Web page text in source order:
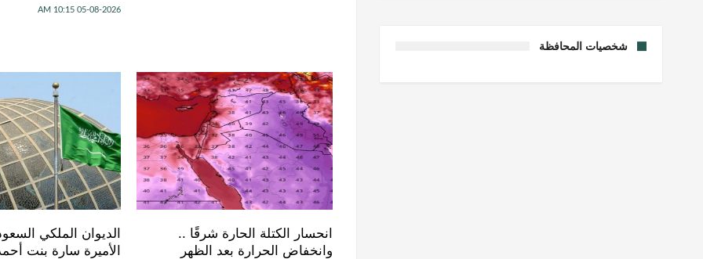
05-08-2026 10:15 AM
انحسار الكتلة الحارة شرقًا ..
وانخفاض الحرارة بعد الظهر
الديوان الملكي
الأميرة سارة بنت
شخصيات المحافظة